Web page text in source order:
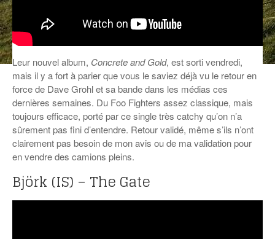
Leur nouvel album, Concrete and Gold, est sorti vendredi,
mais il y a fort à parier que vous le saviez déjà vu le retour en
force de Dave Grohl et sa bande dans les médias ces
dernières semaines. Du Foo Fighters assez classique, mais
toujours efficace, porté par ce single très catchy qu’on n’a
sûrement pas fini d’entendre. Retour validé, même s’ils n’ont
clairement pas besoin de mon avis ou de ma validation pour
en vendre des camions pleins.
Björk (IS) – The Gate